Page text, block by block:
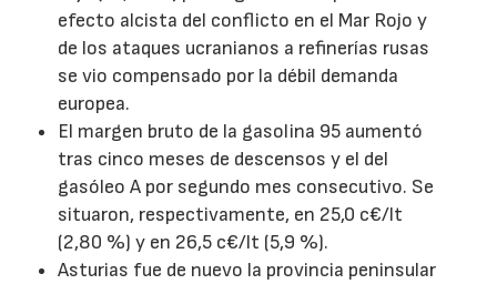
efecto alcista del conflicto en el Mar Rojo y
de los ataques ucranianos a refinerías rusas
se vio compensado por la débil demanda
europea.
El margen bruto de la gasolina 95 aumentó
tras cinco meses de descensos y el del
gasóleo A por segundo mes consecutivo. Se
situaron, respectivamente, en 25,0 c€/lt
(2,80 %) y en 26,5 c€/lt (5,9 %).
Asturias fue de nuevo la provincia peninsular